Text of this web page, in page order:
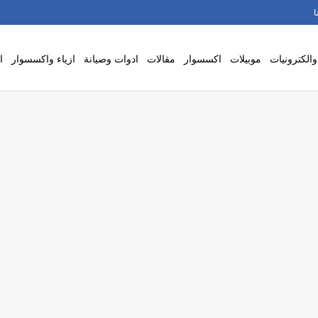
موبيلات اكسسوار مقالات ادوات وصيانة ازياء واكسسوار